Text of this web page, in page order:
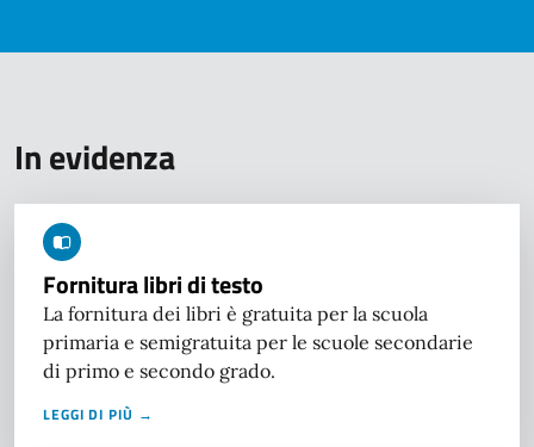
In evidenza
Fornitura libri di testo
La fornitura dei libri è gratuita per la scuola
primaria e semigratuita per le scuole secondarie
di primo e secondo grado.
LEGGI DI PIÙ →